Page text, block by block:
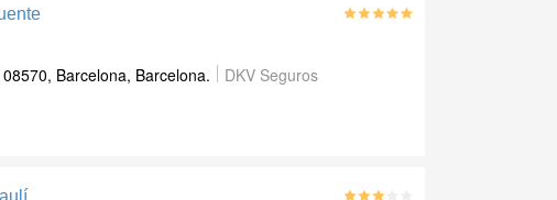
Barcelona, Barcelona. DKV Seguros